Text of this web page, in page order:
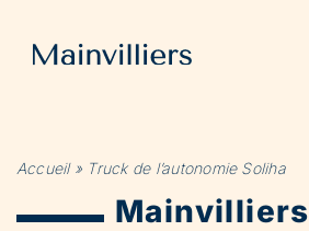
contenu
Accueil» Truck de l’autonomie Soliha
Mainvilliers